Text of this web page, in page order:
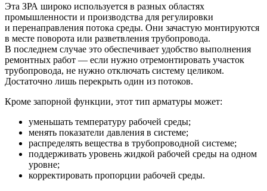
Эта ЗРА широко используется в разных областях
промышленности и производства для регулировки
и перенаправления потока среды. Они зачастую монтируются
в месте поворота или разветвления трубопровода.
В последнем случае это обеспечивает удобство выполнения
ремонтных работ — если нужно отремонтировать участок
трубопровода, не нужно отключать систему целиком.
Достаточно лишь перекрыть один из потоков.
Кроме запорной функции, этот тип арматуры может:
уменьшать температуру рабочей среды;
менять показатели давления в системе;
распределять вещества в трубопроводной системе;
поддерживать уровень жидкой рабочей среды на одном
уровне;
корректировать пропорции рабочей среды.